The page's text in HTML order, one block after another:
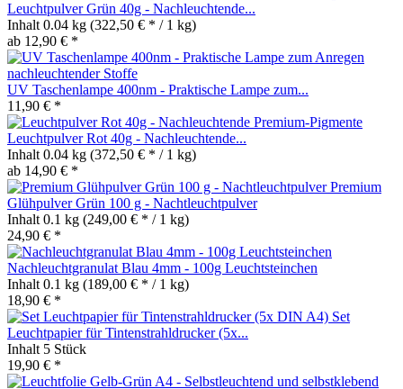
Leuchtpulver Grün 40g - Nachleuchtende...
Inhalt 0.04 kg (322,50 € * / 1 kg)
ab 12,90 € *
UV Taschenlampe 400nm - Praktische Lampe zum...
11,90 € *
Leuchtpulver Rot 40g - Nachleuchtende...
Inhalt 0.04 kg (372,50 € * / 1 kg)
ab 14,90 € *
Premium
Glühpulver Grün 100 g - Nachtleuchtpulver
Inhalt 0.1 kg (249,00 € * / 1 kg)
24,90 € *
Nachleuchtgranulat Blau 4mm - 100g Leuchtsteinchen
Inhalt 0.1 kg (189,00 € * / 1 kg)
18,90 € *
Set
Leuchtpapier für Tintenstrahldrucker (5x...
Inhalt 5 Stück
19,90 € *